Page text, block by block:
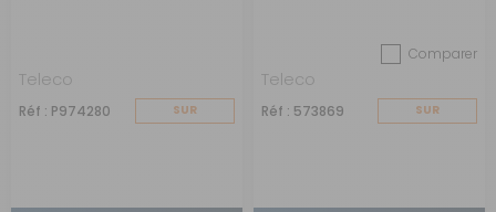
Teleco
Réf : P974280
SUR
Comparer
Teleco
Réf : 573869
SUR